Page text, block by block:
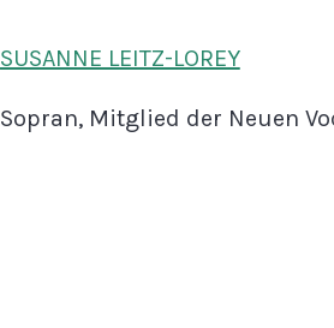
SUSANNE LEITZ-LOREY
Sopran, Mitglied der Neuen